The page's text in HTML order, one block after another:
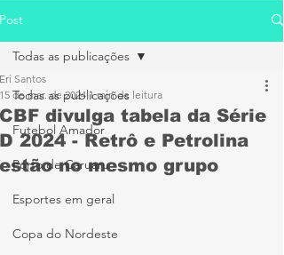
Post
Todas as publicações
Futebol Amador
Porto de Caruaru
Esportes em geral
Copa do Nordeste
Todas as publicações
CBF divulga tabela da Série
D 2024 - Retrô e Petrolina
estão no mesmo grupo
Eri Santos
15 de mar. de 2024 1 min de leitura